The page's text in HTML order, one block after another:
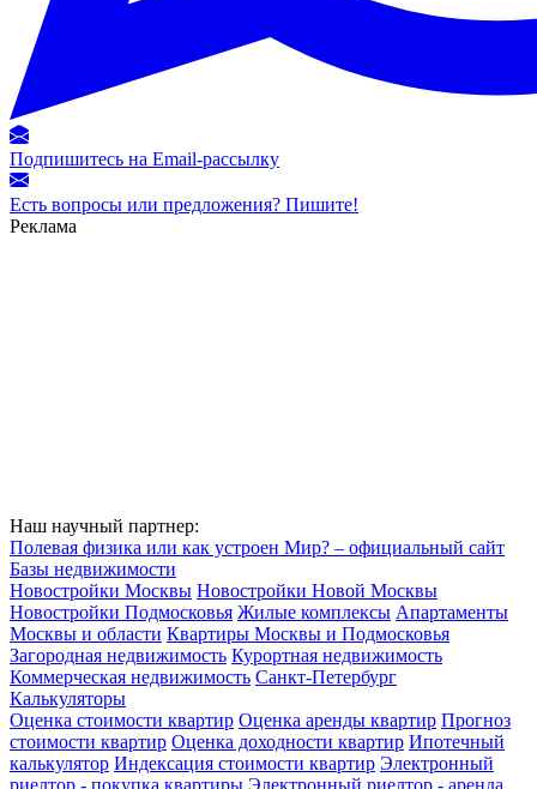
Подпишитесь на Email-рассылку
Есть вопросы или предложения? Пишите!
Реклама
Наш научный партнер:
Полевая физика или как устроен Мир? – официальный сайт
Базы недвижимости
Новостройки Москвы Новостройки Новой Москвы
Новостройки Подмосковья Жилые комплексы Апартаменты
Москвы и области Квартиры Москвы и Подмосковья
Загородная недвижимость Курортная недвижимость
Коммерческая недвижимость Санкт-Петербург
Калькуляторы
Оценка стоимости квартир Оценка аренды квартир Прогноз
стоимости квартир Оценка доходности квартир Ипотечный
калькулятор Индексация стоимости квартир Электронный
риелтор - покупка квартиры Электронный риелтор - аренда